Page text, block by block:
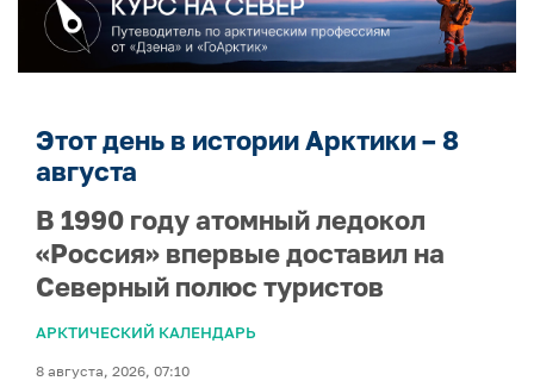
Этот день в истории Арктики – 8
августа
В 1990 году атомный ледокол
«Россия» впервые доставил на
Северный полюс туристов
АРКТИЧЕСКИЙ КАЛЕНДАРЬ
8 августа, 2026, 07:10